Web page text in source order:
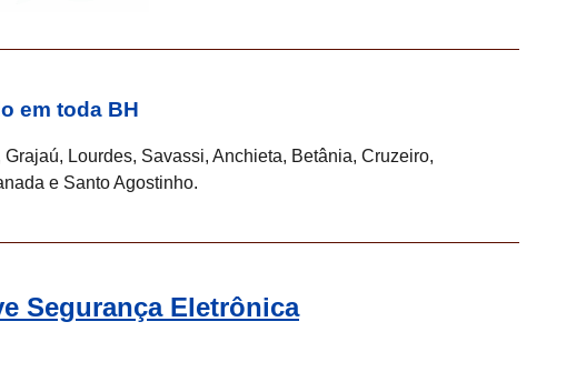
em toda BH
Lourdes, Savassi, Anchieta, Betânia, Cruzeiro,
e Santo Agostinho.
Segurança Eletrônica